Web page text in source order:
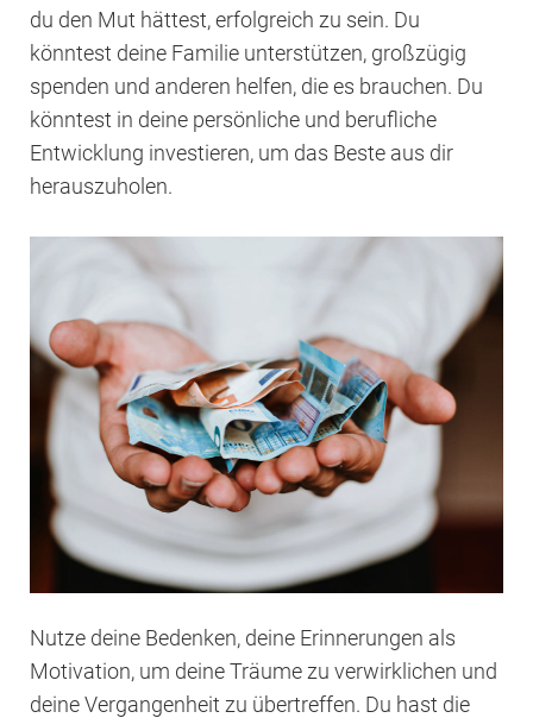
du den Mut hättest, erfolgreich zu sein. Du
könntest deine Familie unterstützen, großzügig
spenden und anderen helfen, die es brauchen. Du
könntest in deine persönliche und berufliche
Entwicklung investieren, um das Beste aus dir
herauszuholen.
Nutze deine Bedenken, deine Erinnerungen als
Motivation, um deine Träume zu verwirklichen und
deine Vergangenheit zu übertreffen. Du hast die